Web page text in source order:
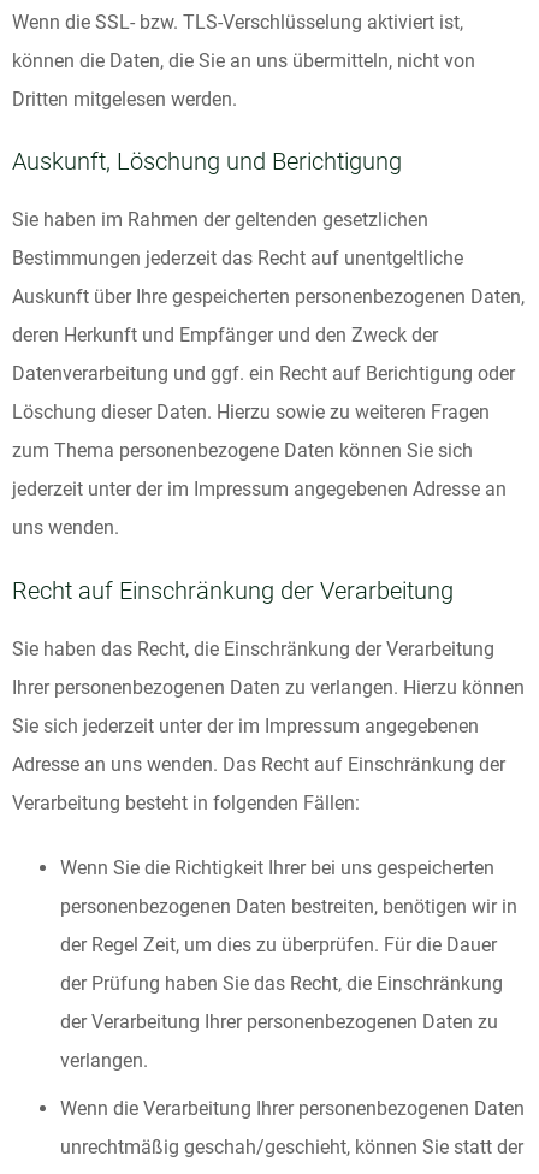
Wenn die SSL- bzw. TLS-Verschlüsselung aktiviert ist,
können die Daten, die Sie an uns übermitteln, nicht von
Dritten mitgelesen werden.
Auskunft, Löschung und Berichtigung
Sie haben im Rahmen der geltenden gesetzlichen
Bestimmungen jederzeit das Recht auf unentgeltliche
Auskunft über Ihre gespeicherten personenbezogenen Daten,
deren Herkunft und Empfänger und den Zweck der
Datenverarbeitung und ggf. ein Recht auf Berichtigung oder
Löschung dieser Daten. Hierzu sowie zu weiteren Fragen
zum Thema personenbezogene Daten können Sie sich
jederzeit unter der im Impressum angegebenen Adresse an
uns wenden.
Recht auf Einschränkung der Verarbeitung
Sie haben das Recht, die Einschränkung der Verarbeitung
Ihrer personenbezogenen Daten zu verlangen. Hierzu können
Sie sich jederzeit unter der im Impressum angegebenen
Adresse an uns wenden. Das Recht auf Einschränkung der
Verarbeitung besteht in folgenden Fällen:
Wenn Sie die Richtigkeit Ihrer bei uns gespeicherten
personenbezogenen Daten bestreiten, benötigen wir in
der Regel Zeit, um dies zu überprüfen. Für die Dauer
der Prüfung haben Sie das Recht, die Einschränkung
der Verarbeitung Ihrer personenbezogenen Daten zu
verlangen.
Wenn die Verarbeitung Ihrer personenbezogenen Daten
unrechtmäßig geschah/geschieht, können Sie statt der